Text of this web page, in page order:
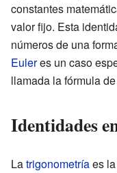
constantes
valor fijo. Esta
números de una
Euleres un caso
llamada la fórmula
Identidades
Latrigonometríaes